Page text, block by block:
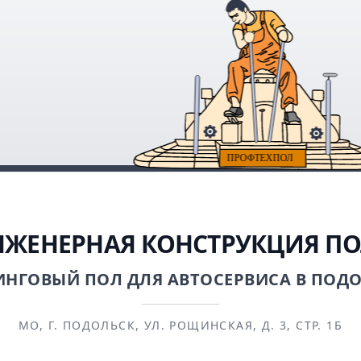
КОНСТРУКЦИЯ
ПОЛ ДЛЯ АВТОСЕРВИСА В
МО, Г. ПОДОЛЬСК, УЛ. РОЩИНСКАЯ, Д. 3, СТР. 1Б